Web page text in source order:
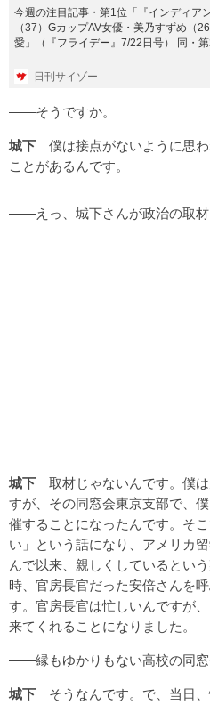
今週の注目記事・第1位「『インディア
（37）GカップAV女優・美乃すずめ（
愛」（『フライ
日刊サイゾー
――そうですか。
城下 僕は接点がないように思
ことがあるんです。
――えっ、城下さんが政治の取材
城下 取材じゃないんです。僕
すが、その同窓会東京支部で、
催することになったんです。そ
い」という話になり、アメリカ
んで以来、親しくしているとい
時、官房長官だった安倍さんを
す。官房長官は忙しいんですが
来てくれることになりました。
――縁もゆかりもない高校の同窓
城下 そうなんです。で、当日